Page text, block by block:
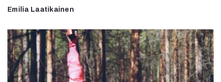
Emilia Laatikainen